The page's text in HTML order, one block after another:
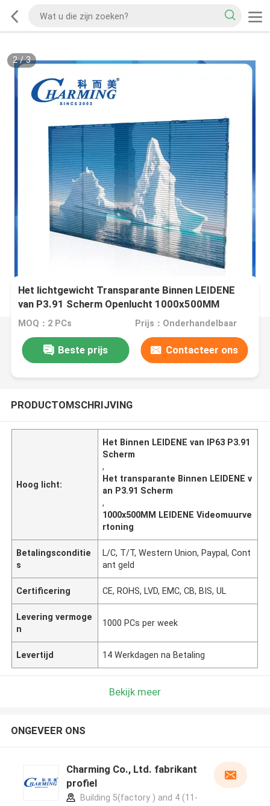
2/3
Het lichtgewicht Transparante Binnen LEIDENE
van P3.91 Scherm Openlucht 1000x500MM
MOQ：2 PCs Prijs：Onderhandelbaar
Beste prijs Contacteer ons
PRODUCTOMSCHRIJVING
Hoog licht:
Het Binnen LEIDENE van IP63 P3.91
Scherm
,
Het transparante Binnen LEIDENE v
an P3.91 Scherm
,
1000x500MM LEIDENE Videomuurve
rtoning
Betalingsconditie
s
L/C, T/T, Western Union, Paypal, Cont
ant geld
Certificering CE, ROHS, LVD, EMC, CB, BIS, UL
Levering vermoge
n
1000 PCs per week
Levertijd 14 Werkdagen na Betaling
Bekijk meer
ONGEVEER ONS
Charming Co., Ltd. fabrikant
profiel
Building 5(factory ) and 4 (11-